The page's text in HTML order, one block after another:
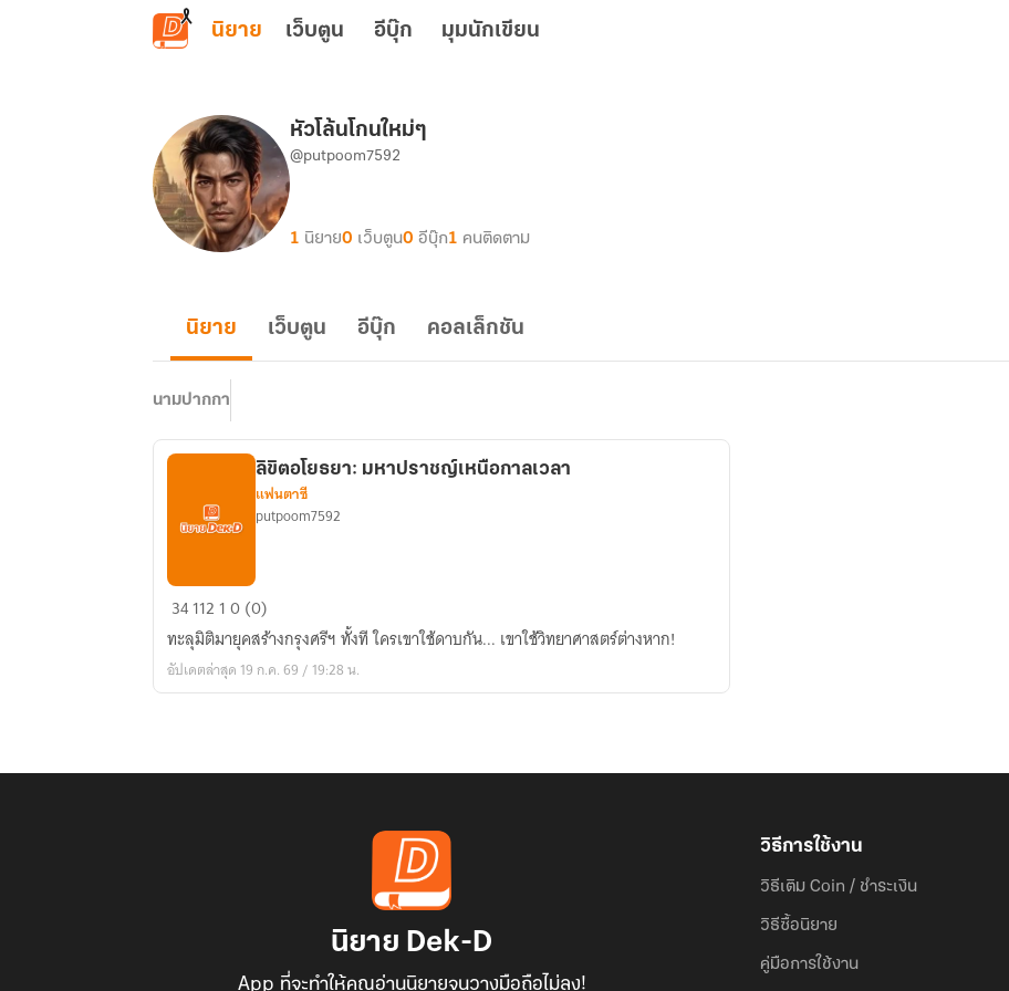
ข้ามไปยังเนื้อหาหลัก
นิยาย เว็บตูน อีบุ๊ก มุมนักเขียน
หัวโล้นโกนใหม่ๆ
@putpoom7592
1 นิยาย0 เว็บตูน0 อีบุ๊ก1 คนติดตาม
นิยาย เว็บตูน อีบุ๊ก คอลเล็กชัน
นามปากกา
ลิขิต
โยธ
ยา:
ลิขิตอโยธยา: มหาปราชญ์เหนือกาลเวลา
แฟนตาซี
putpoom7592
34112 10 (0)
​ทะลุมิติมายุคสร้างกรุงศรีฯ ทั้งที ใครเขาใช้ดาบกัน... เขาใช้วิทยาศาสตร์ต่างหาก!​
อัปเดตล่าสุด 19 ก.ค. 69 / 19:28 น.
นิยาย Dek-D
App ที่จะทำให้คุณอ่านนิยายจนวางมือถือไม่ลง!
วิธีการใช้งาน
วิธีเติม Coin / ชำระเงิน
วิธีซื้อนิยาย
คู่มือการใช้งาน